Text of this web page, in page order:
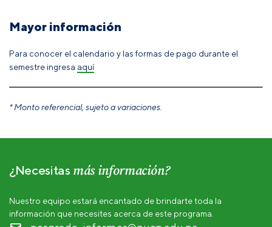
Mayor información
Para conocer el calendario y las formas de pago durante el
semestre ingresa aquí
* Monto referencial, sujeto a variaciones.
¿Necesitas más información?
Nuestro equipo estará encantado de brindarte toda la
información que necesites acerca de este programa.